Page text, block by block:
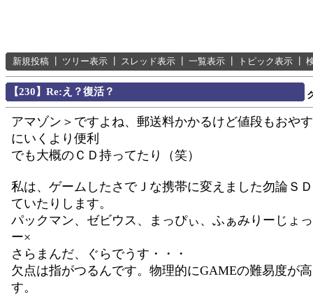
新規投稿 ツリー表示 スレッド表示 一覧表示 トピック表示
【230】Re:え？復活？
アマゾン＞ですよね、郵送料かかるけど値段もおや
にいくより便利
でも大概のＣＤ持ってたり（笑）
私は、ゲームしたさでＪな携帯に変えました勿論Ｓ
ていたりします。
パックマン、ゼビウス、まっぴぃ、ふぁみりーじょ
ー×
さらまんだ、ぐらでうす・・・
欠点は指がつるんです。物理的にGAMEの難易度が
す。